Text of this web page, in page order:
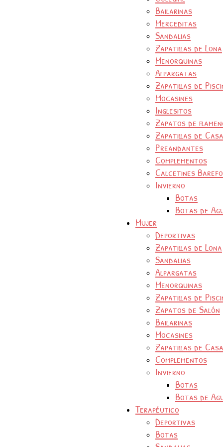
Bailarinas
Merceditas
Sandalias
Zapatillas de Lona
Menorquinas
Alpargatas
Zapatillas de
Mocasines
Inglesitos
Zapatos de
Zapatillas de Casa
Preandantes
Complementos
Calcetines
Invierno
Botas
Botas de
Mujer
Deportivas
Zapatillas de Lona
Sandalias
Alpargatas
Menorquinas
Zapatillas de
Zapatos de Salón
Bailarinas
Mocasines
Zapatillas de Casa
Complementos
Invierno
Botas
Botas de
Terapéutico
Deportivas
Botas